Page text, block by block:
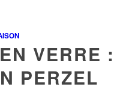
VERRE :
PERZEL